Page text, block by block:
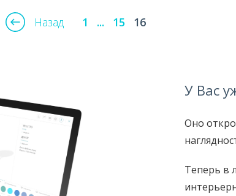
Назад 1 ... 15 16
У Вас
Оно
Теперь в